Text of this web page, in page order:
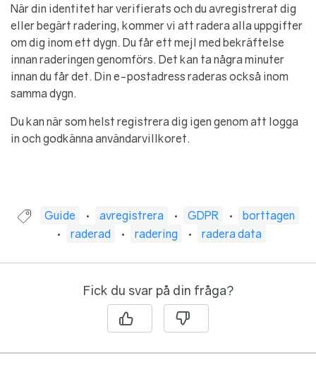
När din identitet har verifierats och du avregistrerat dig
eller begärt radering, kommer vi att radera alla uppgifter
om dig inom ett dygn. Du får ett mejl med bekräftelse
innan raderingen genomförs. Det kan ta några minuter
innan du får det. Din e-postadress raderas också inom
samma dygn.
Du kan när som helst registrera dig igen genom att logga
in och godkänna användarvillkoret.
Guide taggad med:
Guide avregistrera GDPR
borttagen
raderad
radering radera data
Fick du svar på din fråga?